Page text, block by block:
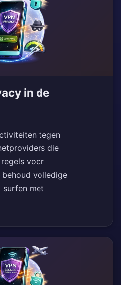
in de
tegen
die
voor
behoud volledige
surfen met